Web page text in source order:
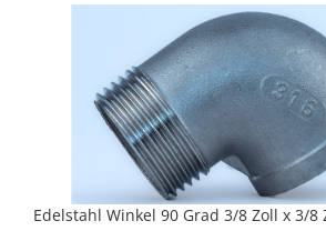
Edelstahl Winkel 90 Grad 3/8 Zoll x 3/8